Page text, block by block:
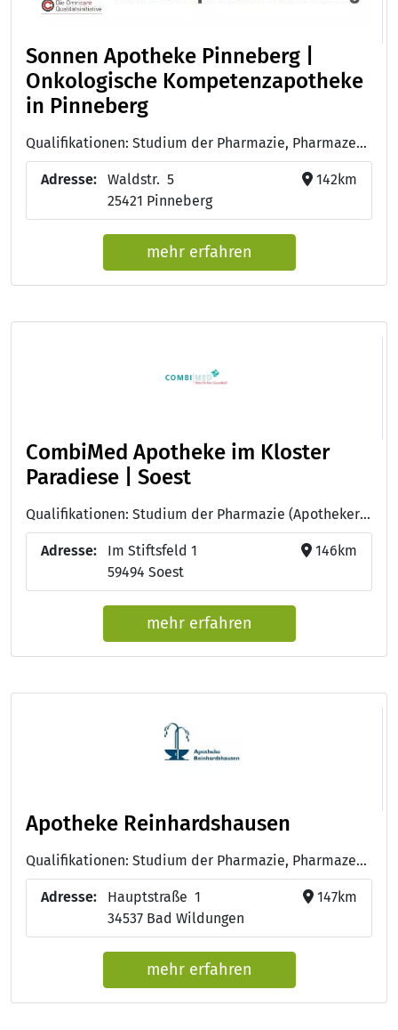
Sonnen Apotheke Pinneberg |
Onkologische Kompetenzapotheke
in Pinneberg
Qualifikationen: Studium der Pharmazie, Pharmazeutisch-technische/r Assistent/in - PTA
Adresse:
Waldstr. 5
25421 Pinneberg
142km
mehr erfahren
CombiMed Apotheke im Kloster
Paradiese | Soest
Qualifikationen: Studium der Pharmazie (Apotheker:in)
Adresse:
Im Stiftsfeld 1
59494 Soest
146km
mehr erfahren
Apotheke Reinhardshausen
Qualifikationen: Studium der Pharmazie, Pharmazeutisch-technische/r Assistent/in - PTA
Adresse:
Hauptstraße 1
34537 Bad Wildungen
147km
mehr erfahren